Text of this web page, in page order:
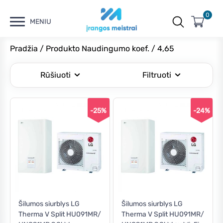
MENIU
0
Pradžia / Produkto Naudingumo koef. / 4,65
Rūšiuoti Filtruoti
Kaina
Filtruoti
Kaina: €4,920 — €6,990
-25%
Šilumos siurblys LG
Therma V Split HU091MR/
-24%
Šilumos siurblys LG
Therma V Split HU091MR/